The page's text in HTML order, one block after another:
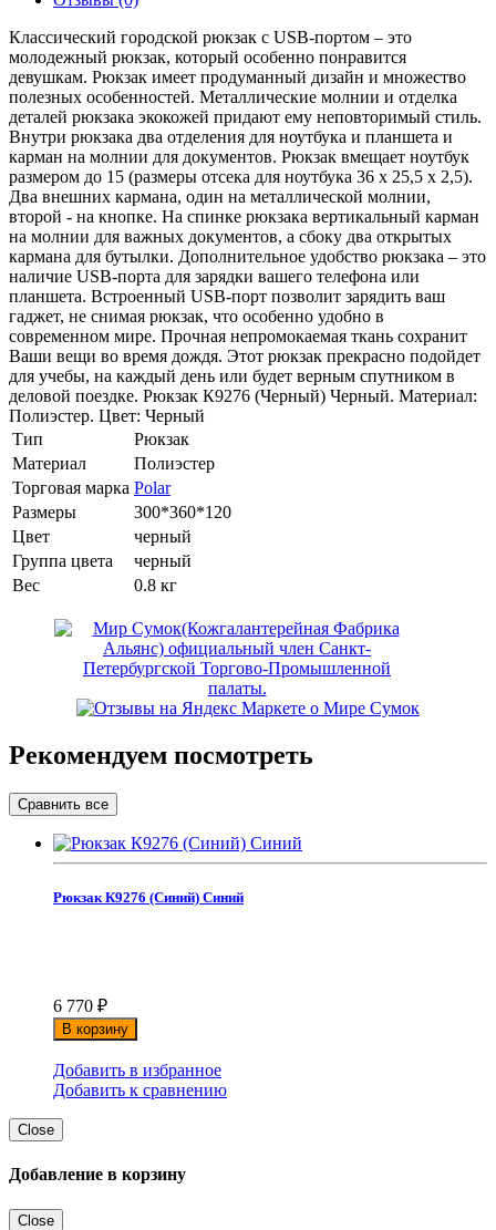
Классический городской рюкзак с USB-портом – это
молодежный рюкзак, который особенно понравится
девушкам. Рюкзак имеет продуманный дизайн и множество
полезных особенностей. Металлические молнии и отделка
деталей рюкзака экокожей придают ему неповторимый стиль.
Внутри рюкзака два отделения для ноутбука и планшета и
карман на молнии для документов. Рюкзак вмещает ноутбук
размером до 15 (размеры отсека для ноутбука 36 x 25,5 x 2,5).
Два внешних кармана, один на металлической молнии,
второй - на кнопке. На спинке рюкзака вертикальный карман
на молнии для важных документов, а сбоку два открытых
кармана для бутылки. Дополнительное удобство рюкзака – это
наличие USB-порта для зарядки вашего телефона или
планшета. Встроенный USB-порт позволит зарядить ваш
гаджет, не снимая рюкзак, что особенно удобно в
современном мире. Прочная непромокаемая ткань сохранит
Ваши вещи во время дождя. Этот рюкзак прекрасно подойдет
для учебы, на каждый день или будет верным спутником в
деловой поездке. Рюкзак К9276 (Черный) Черный. Материал:
Полиэстер. Цвет: Черный
Тип
Рюкзак
Материал
Полиэстер
Торговая марка Polar
Размеры
300*360*120
Цвет
черный
Группа цвета
черный
Вес
0.8 кг
Рекомендуем посмотреть
Рюкзак К9276 (Синий) Синий
6 770 ₽
В корзину
Добавить в избранное
Добавить к сравнению
Close
Добавление в корзину
Close